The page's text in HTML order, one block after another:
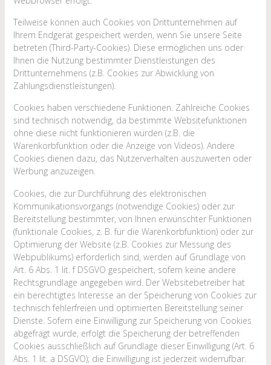
Teilweise können auch Cookies von Drittunternehmen auf
Ihrem Endgerät gespeichert werden, wenn Sie unsere Seite
betreten (Third-Party-Cookies). Diese ermöglichen uns oder
Ihnen die Nutzung bestimmter Dienstleistungen des
Drittunternehmens (z.B. Cookies zur Abwicklung von
Zahlungsdienstleistungen).
Cookies haben verschiedene Funktionen. Zahlreiche Cookies
sind technisch notwendig, da bestimmte Websitefunktionen
ohne diese nicht funktionieren würden (z.B. die
Warenkorbfunktion oder die Anzeige von Videos). Andere
Cookies dienen dazu, das Nutzerverhalten auszuwerten oder
Werbung anzuzeigen.
Cookies, die zur Durchführung des elektronischen
Kommunikationsvorgangs (notwendige Cookies) oder zur
Bereitstellung bestimmter, von Ihnen erwünschter Funktionen
(funktionale Cookies, z. B. für die Warenkorbfunktion) oder zur
Optimierung der Website (z.B. Cookies zur Messung des
Webpublikums) erforderlich sind, werden auf Grundlage von
Art. 6 Abs. 1 lit. f DSGVO gespeichert, sofern keine andere
Rechtsgrundlage angegeben wird. Der Websitebetreiber hat
ein berechtigtes Interesse an der Speicherung von Cookies zur
technisch fehlerfreien und optimierten Bereitstellung seiner
Dienste. Sofern eine Einwilligung zur Speicherung von Cookies
abgefragt wurde, erfolgt die Speicherung der betreffenden
Cookies ausschließlich auf Grundlage dieser Einwilligung (Art. 6
Abs. 1 lit. a DSGVO); die Einwilligung ist jederzeit widerrufbar.